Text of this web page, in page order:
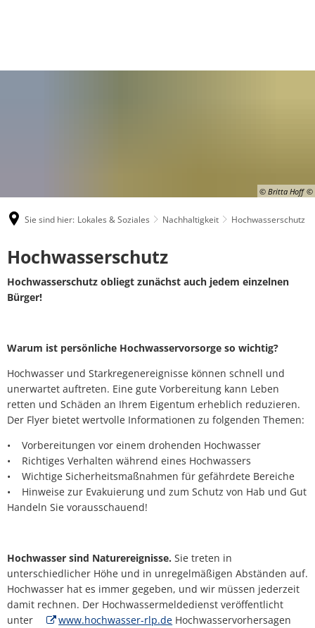
© Britta Hoff
Sie sind hier: Lokales & Soziales Nachhaltigkeit Hochwasserschutz
Hochwasserschutz
Hochwasserschutz
Hochwasserschutz obliegt zunächst auch jedem einzelnen
Bürger!
Warum ist persönliche Hochwasservorsorge so wichtig?
Hochwasser und Starkregenereignisse können schnell und
unerwartet auftreten. Eine gute Vorbereitung kann Leben
retten und Schäden an Ihrem Eigentum erheblich reduzieren.
Der Flyer bietet wertvolle Informationen zu folgenden Themen:
• Vorbereitungen vor einem drohenden Hochwasser
• Richtiges Verhalten während eines Hochwassers
• Wichtige Sicherheitsmaßnahmen für gefährdete Bereiche
• Hinweise zur Evakuierung und zum Schutz von Hab und Gut
Handeln Sie vorausschauend!
Hochwasser sind Naturereignisse. Sie treten in
unterschiedlicher Höhe und in unregelmäßigen Abständen auf.
Hochwasser hat es immer gegeben, und wir müssen jederzeit
damit rechnen. Der Hochwassermeldedienst veröffentlicht
unter
www.hochwasser-rlp.de Hochwasservorhersagen